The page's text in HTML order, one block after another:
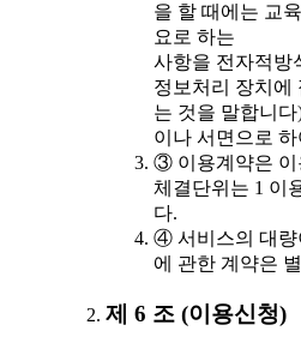
을 할 때에는 교
요로 하는
사항을 전자적방
정보처리 장치에
는 것을 말합니다
이나 서면으로
③ 이용계약은 이
체결단위는 1 이
다.
④ 서비스의 대량
에 관한 계약은
제 6 조 (이용신청)